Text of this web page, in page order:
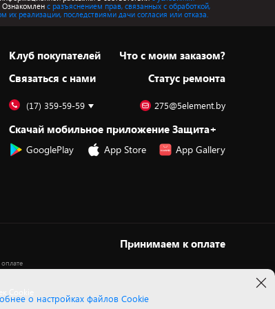
Ознакомлен с разъяснением прав, связанных с обработкой,
их реализации, последствиями дачи согласия или отказа.
Клуб покупателей
Cвязаться с нами
Что с моим заказом?
Статус ремонта
(17) 359-59-59 275@5element.by
Скачай мобильное приложение Защита+
GooglePlay App Store App Gallery
Принимаем к оплате
Cookie
о настройках файлов Cookie